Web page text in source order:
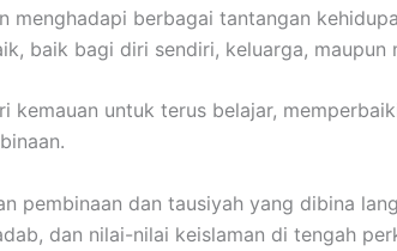
berbagai tantangan
baik bagi diri sendiri, keluarga, maupun
untuk terus belajar,
pembinaan dan tausiyah yang dibina
dan nilai-nilai keislaman di tengah